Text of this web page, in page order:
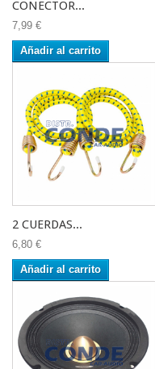
CONECTOR...
7,99 €
Añadir al carrito
2 CUERDAS...
6,80 €
Añadir al carrito